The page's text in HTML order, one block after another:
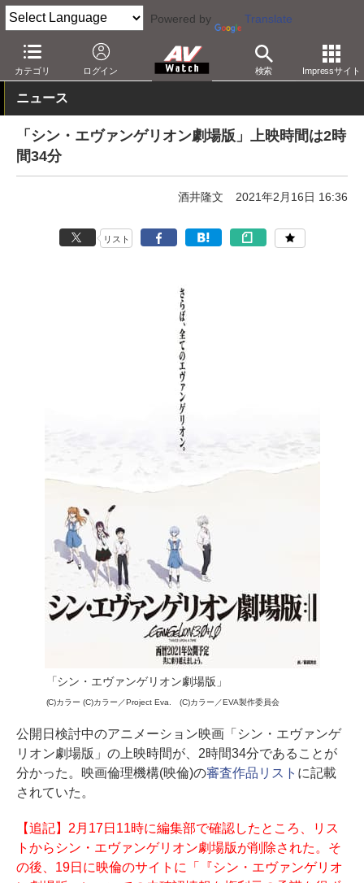
Powered by Translate
カテゴリ ログイン 検索 Impressサイト
AV Watch コンテンツ・サービス 映画 映画作品
ニュース
「シン・エヴァンゲリオン劇場版」上映時間は2時
間34分
酒井隆文 2021年2月16日 16:36
リスト
「シン・エヴァンゲリオン劇場版」
(C)カラー (C)カラー／Project Eva. (C)カラー／EVA製作委員会
公開日検討中のアニメーション映画「シン・エヴァンゲ
リオン劇場版」の上映時間が、2時間34分であることが
分かった。映画倫理機構(映倫)の審査作品リスト に記載
されていた。
【追記】2月17日11時に編集部で確認したところ、リス
トからシン・エヴァンゲリオン劇場版が削除された。そ
の後、19日に映倫のサイトに「『シン・エヴァンゲリオ